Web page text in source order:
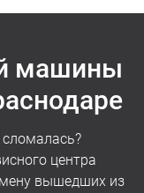
машины
центра
вышедших из